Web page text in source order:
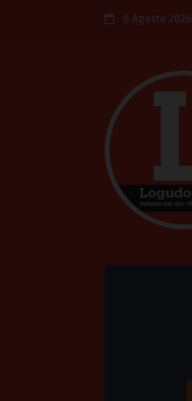
6 Agosto 2026